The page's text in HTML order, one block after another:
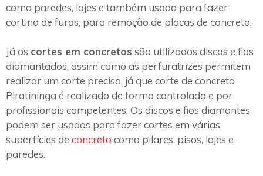
como paredes, lajes e também usado para fazer
cortina de furos, para remoção de placas de concreto.
Já os cortes em concretos são utilizados discos e fios
diamantados, assim como as perfuratrizes permitem
realizar um corte preciso, já que corte de concreto
Piratininga é realizado de forma controlada e por
profissionais competentes. Os discos e fios diamantes
podem ser usados para fazer cortes em várias
superfícies de concreto como pilares, pisos, lajes e
paredes.